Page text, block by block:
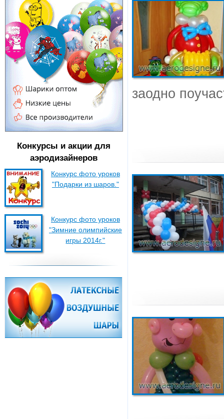
Конкурсы и акции для
аэродизайнеров
Конкурс фото уроков
"Подарки из шаров."
Конкурс фото уроков
"Зимние олимпийские
игры 2014г."
заодно